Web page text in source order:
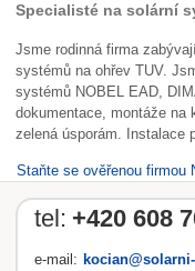
Specialisté na solární
Jsme rodinná firma
systémů na ohřev TUV.
systémů NOBEL EAD,
dokumentace, montáže
zelená úsporám. Instalace
Staňte se ověřenou firmou
tel: +420 608
e-mail: